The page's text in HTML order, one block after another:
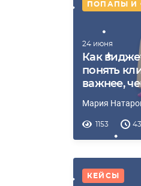
ПОПАПЫ И
24 июня
Как
понять
важнее,
Мария
1153
КЕЙСЫ